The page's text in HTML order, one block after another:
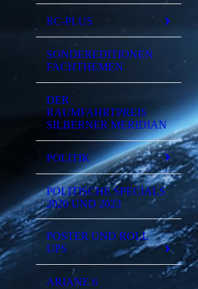
RC-PLUS
SONDEREDITIONEN
FACHTHEMEN
DER
RAUMFAHRTPREIS
SILBERNER MERIDIAN
POLITIK
POLITISCHE SPECIALS
2020 UND 2023
POSTER UND ROLL
UPS
ARIANE 6